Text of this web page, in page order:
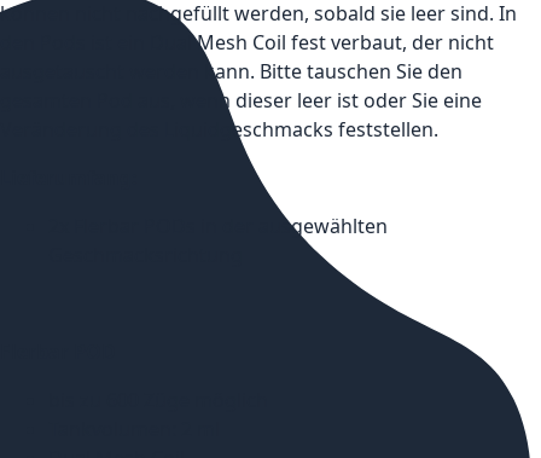
können nicht nachgefüllt werden, sobald sie leer sind. In
den Pods ist ein Dual Mesh Coil fest verbaut, der nicht
ausgetauscht werden kann. Bitte tauschen Sie den
gesamten Pod aus, wenn dieser leer ist oder Sie eine
Veränderung des Liquidgeschmacks feststellen.
2x Flerbar PODs in der ausgewählten